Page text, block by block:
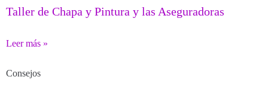
Taller de Chapa y Pintura y las Aseguradoras
Leer más »
Consejos